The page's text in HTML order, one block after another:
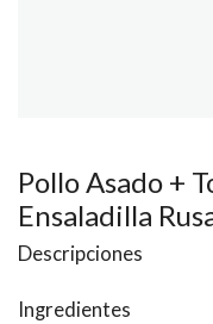
Pollo Asado +
Ensaladilla
Descripciones
Ingredientes